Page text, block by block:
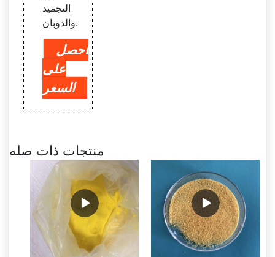
التجميد
والذوبان.
احصل
على
السعر
منتجات ذات صله